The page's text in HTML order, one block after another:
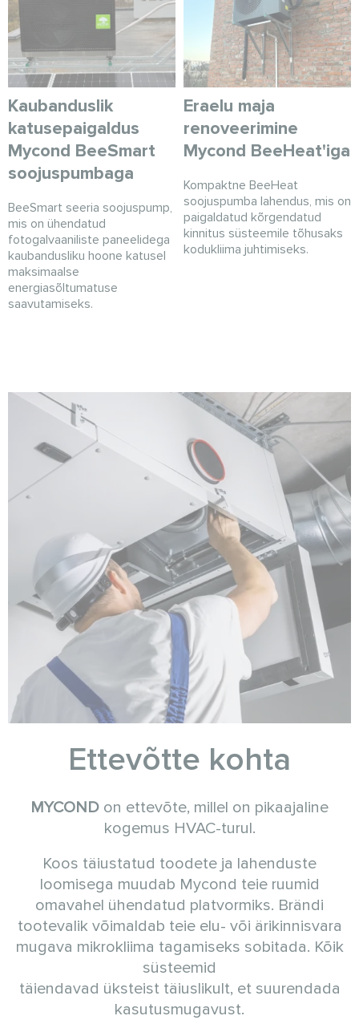
Kaubanduslik
katusepaigaldus
Mycond BeeSmart
soojuspumbaga
BeeSmart seeria soojuspump,
mis on ühendatud
fotogalvaaniliste paneelidega
kaubandusliku hoone katusel
maksimaalse
energiasõltumatuse
saavutamiseks.
Eraelu maja
renoveerimine
Mycond BeeHeat'iga
Kompaktne BeeHeat
soojuspumba lahendus, mis on
paigaldatud kõrgendatud
kinnitus süsteemile tõhusaks
kodukliima juhtimiseks.
Ettevõtte kohta
MYCOND on ettevõte, millel on pikaajaline
kogemus HVAC-turul.
Koos täiustatud toodete ja lahenduste
loomisega muudab Mycond teie ruumid
omavahel ühendatud platvormiks. Brändi
tootevalik võimaldab teie elu- või ärikinnisvara
mugava mikrokliima tagamiseks sobitada. Kõik
süsteemid
täiendavad üksteist täiuslikult, et suurendada
kasutusmugavust.